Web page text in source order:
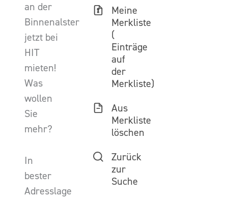
an der
Binnenalster
jetzt bei
HIT
mieten!
Was
wollen
Sie
mehr?
In
bester
Adresslage
Meine
Merkliste
(
Einträge
auf
der
Merkliste)
Aus
Merkliste
löschen
Zurück
zur
Suche